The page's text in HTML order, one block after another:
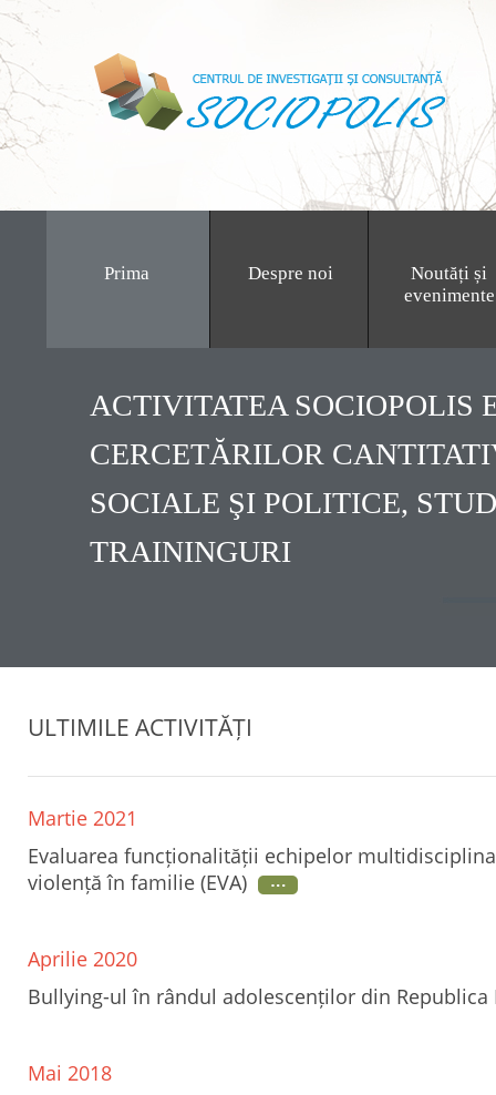
Prima Despre noi
Noutăți și
evenimente
ACTIVITATEA SOCIOPOLIS
CERCETĂRILOR
SOCIALE ŞI POLITICE,
TRAININGURI
ULTIMILE ACTIVITĂȚI
Martie 2021
Evaluarea funcționalității echipelor
violență în familie (EVA)
Aprilie 2020
Bullying-ul în rândul adolescenților din Republica
Mai 2018